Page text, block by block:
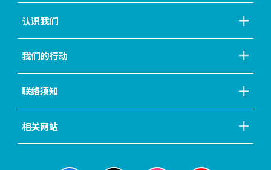
认识我们
我们的行动
联络须知
相关网站